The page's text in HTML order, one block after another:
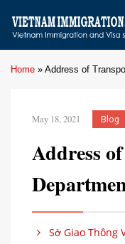
Home » Address of
May 18, 2021 Blog
Address
Sở Giao Thông